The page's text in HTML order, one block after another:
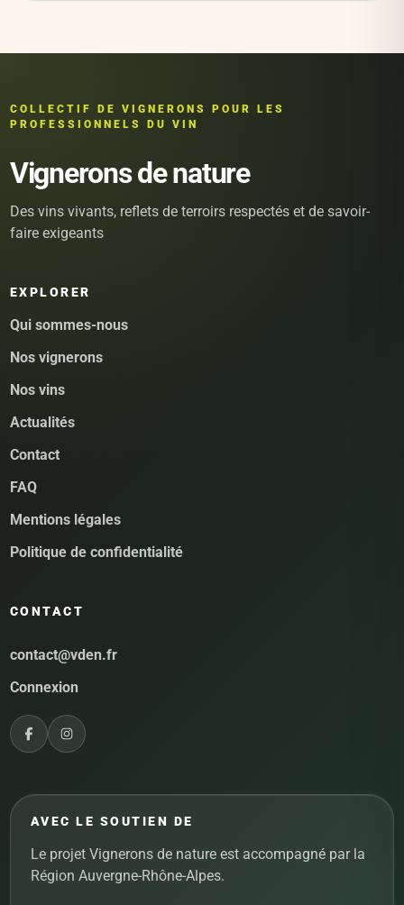
COLLECTIF DE VIGNERONS POUR LES
PROFESSIONNELS DU VIN
Vignerons de nature
Des vins vivants, reflets de terroirs respectés et de savoir-
faire exigeants
EXPLORER
Qui sommes-nous
Nos vignerons
Nos vins
Actualités
Contact
FAQ
Mentions légales
Politique de confidentialité
CONTACT
contact@vden.fr
Connexion
AVEC LE SOUTIEN DE
Le projet Vignerons de nature est accompagné par la
Région Auvergne-Rhône-Alpes.